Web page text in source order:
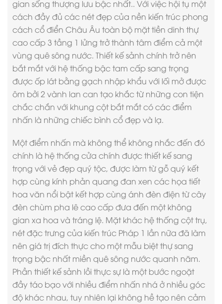
gian sống thượng lưu bậc nhất.. Với việc hội tụ một
cách đầy đủ các nét đẹp của nền kiến trúc phong
cách cổ điển Châu Âu toàn bộ mặt tiền dinh thự
cao cấp 3 tầng 1 lửng trở thành tâm điểm cả một
vùng quê sông nước. Thiết kế sảnh chính trở nên
bắt mắt với hệ thống bậc tam cấp sang trọng
được ốp lát bằng gạch nhập khẩu với lối mở được
ôm bởi 2 vành lan can tạo khắc từ những con tiện
chắc chắn với khung cột bắt mắt có các điểm
nhấn là những chiếc bình cổ đẹp và lạ.
Một điểm nhấn mà không thể không nhắc đến đó
chính là hệ thống cửa chính được thiết kế sang
trọng với vẻ đẹp quý tộc, được làm từ gỗ quý kết
hợp cùng kính phản quang đan xen các họa tiết
hoa văn nổi bật kết hợp cùng ánh đèn điện từ cây
đèn chùm pha lê cao cấp đưa đến một không
gian xa hoa và tráng lệ. Mặt khác hệ thống cột trụ,
nét đặc trưng của kiến trúc Pháp 1 lần nữa đã làm
nên giá trị đích thực cho một mẫu biệt thự sang
trọng bậc nhất miền quê sông nước quanh năm.
Phần thiết kế sảnh lồi thực sự là một bước ngoặt
đầy táo bạo với nhiều điểm nhấn nhá ở nhiều góc
độ khác nhau, tuy nhiên lại không hề tạo nên cảm